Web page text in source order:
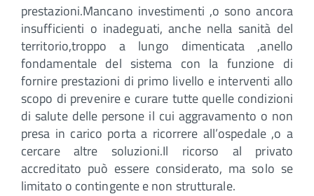
prestazioni.Mancano investimenti ,o sono ancora
insufficienti o inadeguati, anche nella sanità del
territorio,troppo a lungo dimenticata ,anello
fondamentale del sistema con la funzione di
fornire prestazioni di primo livello e interventi allo
scopo di prevenire e curare tutte quelle condizioni
di salute delle persone il cui aggravamento o non
presa in carico porta a ricorrere all’ospedale ,o a
cercare altre soluzioni.Il ricorso al privato
accreditato può essere considerato, ma solo se
limitato o contingente e non strutturale.